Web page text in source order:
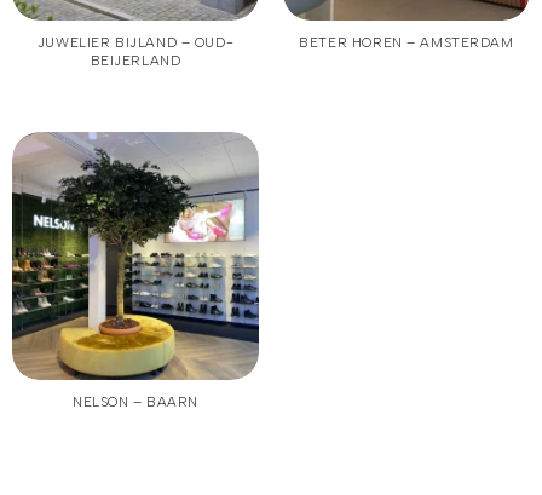
JUWELIER BIJLAND – OUD-
BEIJERLAND
BETER HOREN – AMSTERDAM
NELSON – BAARN